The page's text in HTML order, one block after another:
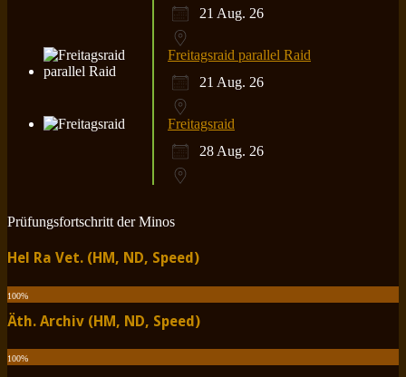
21 Aug. 26
Freitagsraid parallel Raid
21 Aug. 26
Freitagsraid
28 Aug. 26
Prüfungsfortschritt der Minos
Hel Ra Vet. (HM, ND, Speed)
100%
Äth. Archiv (HM, ND, Speed)
100%